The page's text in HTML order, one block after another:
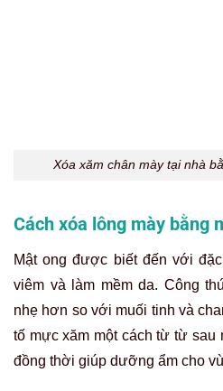
Cách xóa xăm chân mày tại nhà
Nha đam và vitamin E
xăm
Nha đam (lô hội) nổi tiếng với
thúc đẩy tái tạo tế bào da. Khi
chất chống oxy hóa mạnh,
nhanh hơn sẽ giúp đẩy dần